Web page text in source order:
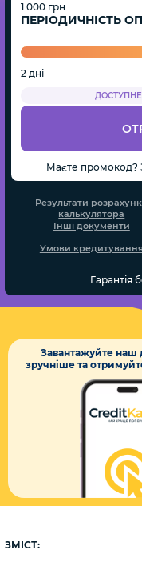
1 000 грн
ПЕРІОДИЧНІСТЬ
2 дні
Маєте промокод?
Результати
калькулятора
Інші документи
Умови кредитування
Гарантія
Завантажуйте наш
зручніше та
ЗМІСТ: